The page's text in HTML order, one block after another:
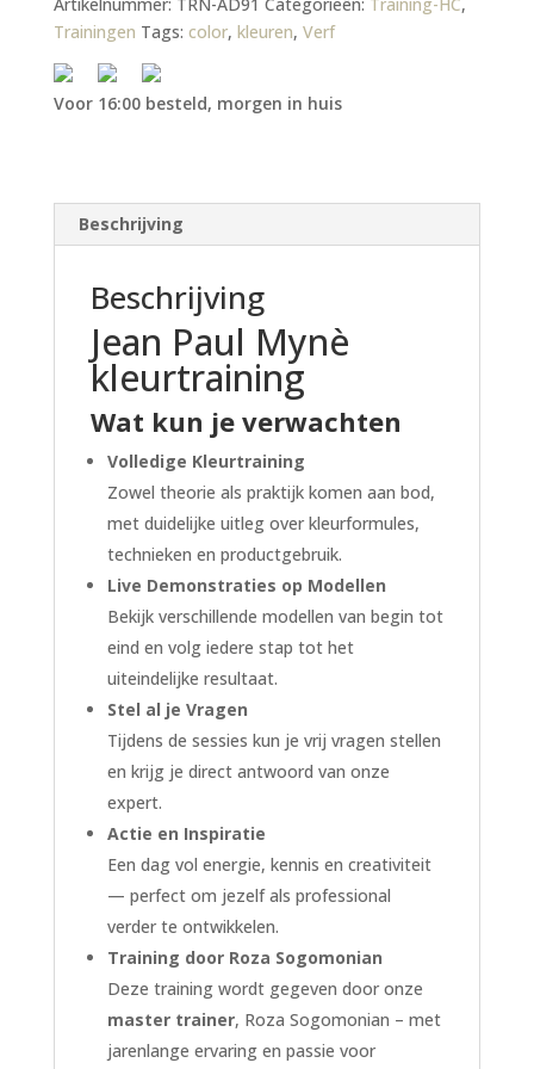
Trainingen Tags: color, kleuren, Verf
Voor 16:00 besteld, morgen in huis
Beschrijving
Beschrijving
Jean Paul Mynè
kleurtraining
Wat kun je verwachten
Volledige Kleurtraining
Zowel theorie als praktijk komen aan bod,
met duidelijke uitleg over kleurformules,
technieken en productgebruik.
Live Demonstraties op Modellen
Bekijk verschillende modellen van begin tot
eind en volg iedere stap tot het
uiteindelijke resultaat.
Stel al je Vragen
Tijdens de sessies kun je vrij vragen stellen
en krijg je direct antwoord van onze
expert.
Actie en Inspiratie
Een dag vol energie, kennis en creativiteit
— perfect om jezelf als professional
verder te ontwikkelen.
Training door Roza Sogomonian
Deze training wordt gegeven door onze
master trainer, Roza Sogomonian – met
jarenlange ervaring en passie voor